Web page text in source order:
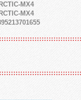
MX4
MX4